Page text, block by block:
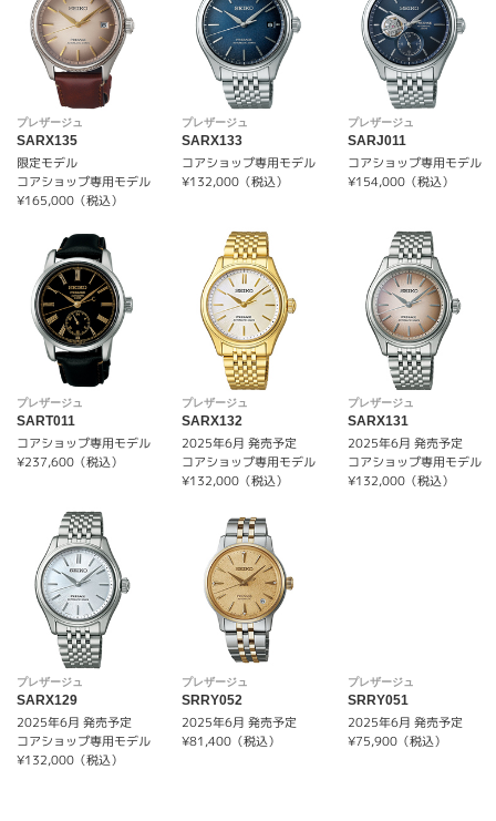
プレザージュ
SARX135
限定モデル
コアショップ専用モデル
¥165,000（税込）
プレザージュ
SARX133
コアショップ専用モデル
¥132,000（税込）
プレザージュ
SARJ011
コアショップ専用モデル
¥154,000（税込）
プレザージュ
SART011
コアショップ専用モデル
¥237,600（税込）
プレザージュ
SARX132
2025年6月 発売予定
コアショップ専用モデル
¥132,000（税込）
プレザージュ
SARX131
2025年6月 発売予定
コアショップ専用モデル
¥132,000（税込）
プレザージュ
SARX129
2025年6月 発売予定
コアショップ専用モデル
¥132,000（税込）
プレザージュ
SRRY052
2025年6月 発売予定
¥81,400（税込）
プレザージュ
SRRY051
2025年6月 発売予定
¥75,900（税込）